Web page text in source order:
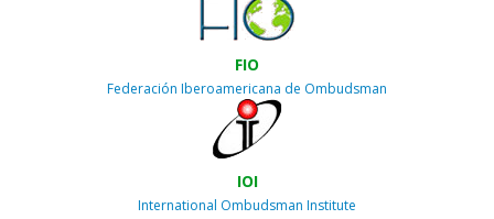
FIO
Federación Iberoamericana de Ombudsman
IOI
International Ombudsman Institute